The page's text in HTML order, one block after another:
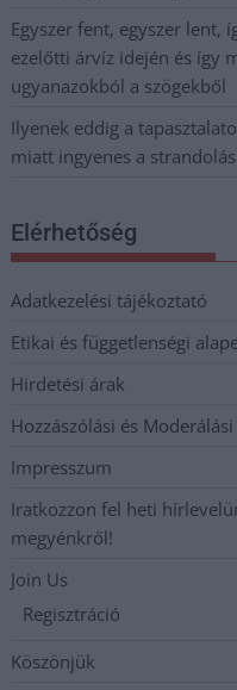
Egyszer fent, egyszer lent,
ezelőtti árvíz idején és így
ugyanazokból a szögekből
Ilyenek eddig a
miatt ingyenes a
Elérhetőség
Adatkezelési tájékoztató
Etikai és függetlenségi
Hirdetési árak
Hozzászólási és
Impresszum
Iratkozzon fel heti
megyénkről!
Join Us
Regisztráció
Köszönjük